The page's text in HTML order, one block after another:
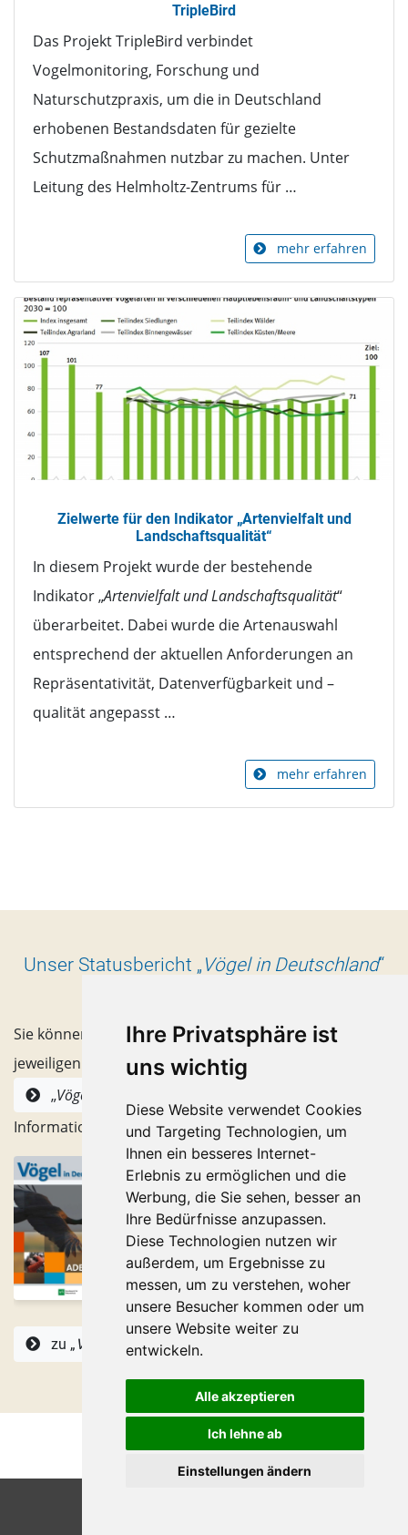
Ihre Privatsphäre ist
uns wichtig
Diese Website verwendet Cookies
und Targeting Technologien, um
Ihnen ein besseres Internet-
Erlebnis zu ermöglichen und die
Werbung, die Sie sehen, besser an
Ihre Bedürfnisse anzupassen.
Diese Technologien nutzen wir
außerdem, um Ergebnisse zu
messen, um zu verstehen, woher
unsere Besucher kommen oder um
unsere Website weiter zu
entwickeln.
Alle akzeptieren
Ich lehne ab
Einstellungen ändern
TripleBird
Das Projekt TripleBird verbindet
Vogelmonitoring, Forschung und
Naturschutzpraxis, um die in Deutschland
erhobenen Bestandsdaten für gezielte
Schutzmaßnahmen nutzbar zu machen. Unter
Leitung des Helmholtz-Zentrums für …
mehr erfahren
Zielwerte für den Indikator „Artenvielfalt und
Landschaftsqualität“
In diesem Projekt wurde der bestehende
Indikator „Artenvielfalt und Landschaftsqualität“
überarbeitet. Dabei wurde die Artenauswahl
entsprechend der aktuellen Anforderungen an
Repräsentativität, Datenverfügbarkeit und –
qualität angepasst …
mehr erfahren
Unser Statusbericht „ Vögel in Deutschland“
Sie können ein Cover anklicken, um das PDF der
jeweiligen Ausgabe zu öffnen. Alternativ finden unter
„Vögel in Deutschland
Informationen zum Inhhalt.
zu „ Vögel in Deutschland